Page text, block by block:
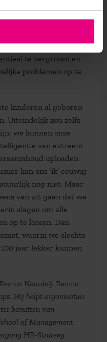
Ze zullen ons de
van
verminderen, onze
te vergroten en
problemen op te
kinderen al geboren
Uiteindelijk zou zelfs
we kunnen onze
van extreem
uploaden
kan ons ‘ik’ eeuwig
nog niet. Maar
van uit gaan dat we
slagen om alle
op te lossen. Dan
waarin we slechts
jaar lekker kunnen
Noordsij. Remco
Hij helpt organisaties
benutten van
of Management
HR-Strateeg